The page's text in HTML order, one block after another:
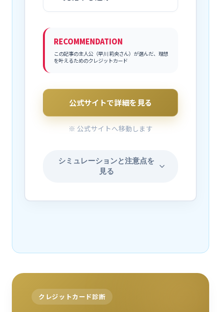
RECOMMENDATION
この記事の主人公（早川 莉央さん）が選んだ、理想
を叶えるためのクレジットカード
公式サイトで詳細を見る
※ 公式サイトへ移動します
シミュレーションと注意点を
見る
クレジットカード診断